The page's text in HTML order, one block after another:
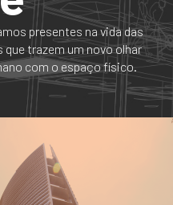
presentes na vida das
trazem um novo olhar
com o espaço físico.